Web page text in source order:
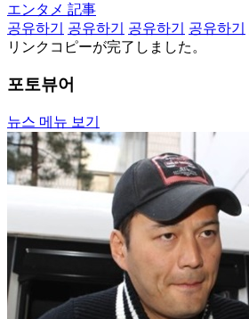
エンタメ 記事
공유하기
공유하기 공유하기 공유하기
リンクコピーが完了しました。
포토뷰어
뉴스 메뉴 보기